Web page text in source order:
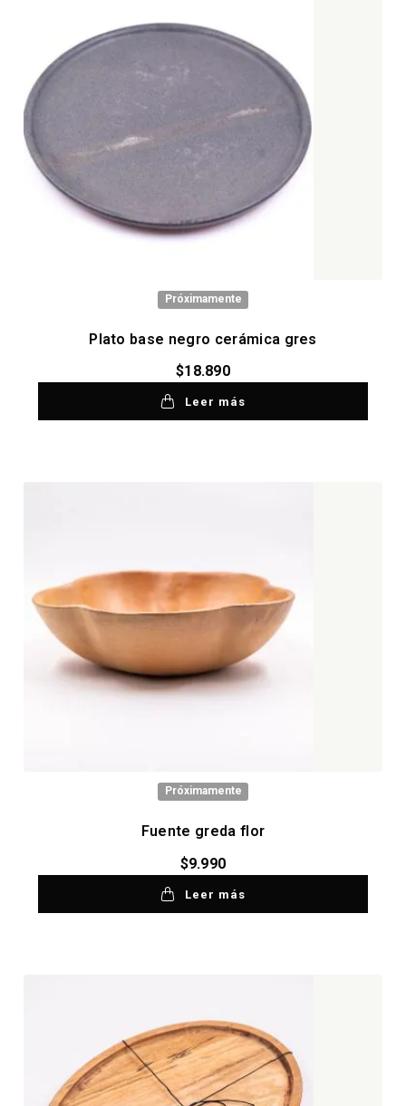
Próximamente
Plato base negro cerámica gres
$18.890
Leer más
Próximamente
Fuente greda flor
$9.990
Leer más